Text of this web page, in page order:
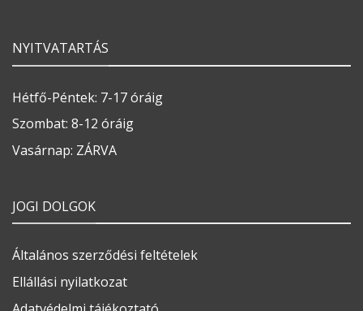
NYITVATARTÁS
Hétfő-Péntek: 7-17 óráig
Szombat: 8-12 óráig
Vasárnap: ZÁRVA
JOGI DOLGOK
Általános szerződési feltételek
Ellállási nyilatkozat